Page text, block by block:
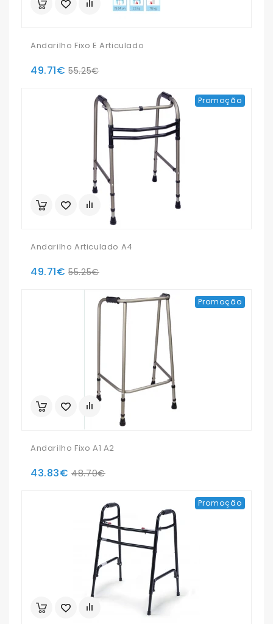
Andarilho Fixo E Articulado
49.71€ 55.25€
Promoção
Andarilho Articulado A4
49.71€ 55.25€
Promoção
Andarilho Fixo A1 A2
43.83€ 48.70€
Promoção